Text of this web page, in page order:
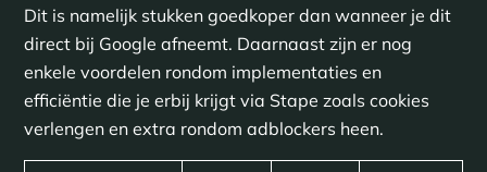
Dit is namelijk stukken goedkoper dan wanneer je dit
direct bij Google afneemt. Daarnaast zijn er nog
enkele voordelen rondom implementaties en
efficiëntie die je erbij krijgt via Stape zoals cookies
verlengen en extra rondom adblockers heen.